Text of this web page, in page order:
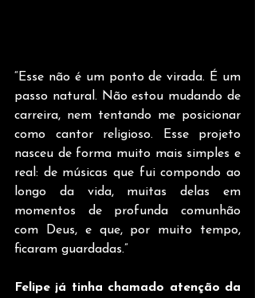
“Esse não é um ponto de virada. É um
passo natural. Não estou mudando de
carreira, nem tentando me posicionar
como cantor religioso. Esse projeto
nasceu de forma muito mais simples e
real: de músicas que fui compondo ao
longo da vida, muitas delas em
momentos de profunda comunhão
com Deus, e que, por muito tempo,
ficaram guardadas.”
Felipe já tinha chamado atenção da